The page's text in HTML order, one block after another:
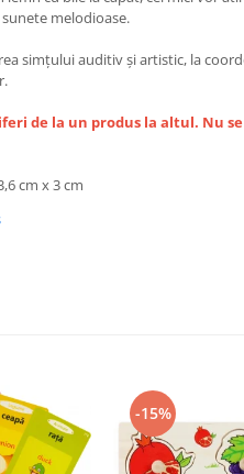
melodioase.
simţului auditiv şi artistic, la
de la un produs la altul. Nu
cm x 3 cm
-15%